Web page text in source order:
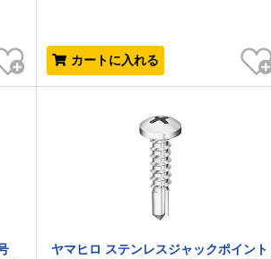
気に入り
カートに入れる
お気に入り
ヤマヒロ ステンレスジャックポイント